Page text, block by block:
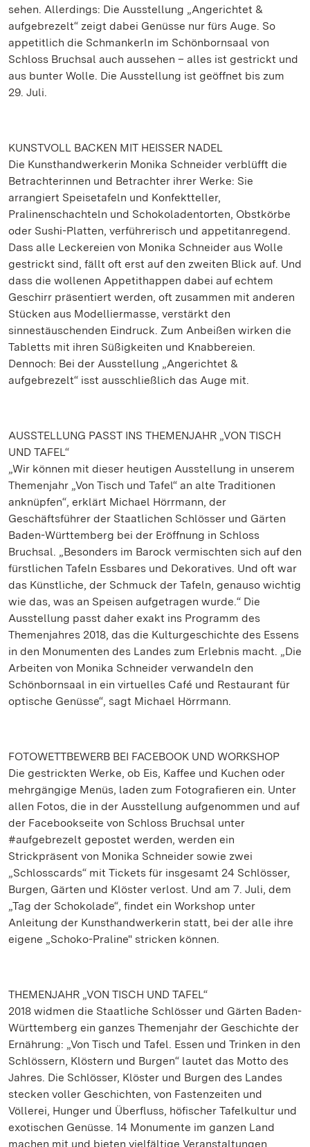
sehen. Allerdings: Die Ausstellung „Angerichtet &
aufgebrezelt“ zeigt dabei Genüsse nur fürs Auge. So
appetitlich die Schmankerln im Schönbornsaal von
Schloss Bruchsal auch aussehen – alles ist gestrickt und
aus bunter Wolle. Die Ausstellung ist geöffnet bis zum
29. Juli.
KUNSTVOLL BACKEN MIT HEISSER NADEL
Die Kunsthandwerkerin Monika Schneider verblüfft die
Betrachterinnen und Betrachter ihrer Werke: Sie
arrangiert Speisetafeln und Konfektteller,
Pralinenschachteln und Schokoladentorten, Obstkörbe
oder Sushi-Platten, verführerisch und appetitanregend.
Dass alle Leckereien von Monika Schneider aus Wolle
gestrickt sind, fällt oft erst auf den zweiten Blick auf. Und
dass die wollenen Appetithappen dabei auf echtem
Geschirr präsentiert werden, oft zusammen mit anderen
Stücken aus Modelliermasse, verstärkt den
sinnestäuschenden Eindruck. Zum Anbeißen wirken die
Tabletts mit ihren Süßigkeiten und Knabbereien.
Dennoch: Bei der Ausstellung „Angerichtet &
aufgebrezelt“ isst ausschließlich das Auge mit.
AUSSTELLUNG PASST INS THEMENJAHR „VON TISCH
UND TAFEL“
„Wir können mit dieser heutigen Ausstellung in unserem
Themenjahr „Von Tisch und Tafel“ an alte Traditionen
anknüpfen“, erklärt Michael Hörrmann, der
Geschäftsführer der Staatlichen Schlösser und Gärten
Baden-Württemberg bei der Eröffnung in Schloss
Bruchsal. „Besonders im Barock vermischten sich auf den
fürstlichen Tafeln Essbares und Dekoratives. Und oft war
das Künstliche, der Schmuck der Tafeln, genauso wichtig
wie das, was an Speisen aufgetragen wurde.“ Die
Ausstellung passt daher exakt ins Programm des
Themenjahres 2018, das die Kulturgeschichte des Essens
in den Monumenten des Landes zum Erlebnis macht. „Die
Arbeiten von Monika Schneider verwandeln den
Schönbornsaal in ein virtuelles Café und Restaurant für
optische Genüsse“, sagt Michael Hörrmann.
FOTOWETTBEWERB BEI FACEBOOK UND WORKSHOP
Die gestrickten Werke, ob Eis, Kaffee und Kuchen oder
mehrgängige Menüs, laden zum Fotografieren ein. Unter
allen Fotos, die in der Ausstellung aufgenommen und auf
der Facebookseite von Schloss Bruchsal unter
#aufgebrezelt gepostet werden, werden ein
Strickpräsent von Monika Schneider sowie zwei
„Schlosscards“ mit Tickets für insgesamt 24 Schlösser,
Burgen, Gärten und Klöster verlost. Und am 7. Juli, dem
„Tag der Schokolade“, findet ein Workshop unter
Anleitung der Kunsthandwerkerin statt, bei der alle ihre
eigene „Schoko-Praline" stricken können.
THEMENJAHR „VON TISCH UND TAFEL“
2018 widmen die Staatliche Schlösser und Gärten Baden-
Württemberg ein ganzes Themenjahr der Geschichte der
Ernährung: „Von Tisch und Tafel. Essen und Trinken in den
Schlössern, Klöstern und Burgen“ lautet das Motto des
Jahres. Die Schlösser, Klöster und Burgen des Landes
stecken voller Geschichten, von Fastenzeiten und
Völlerei, Hunger und Überfluss, höfischer Tafelkultur und
exotischen Genüsse. 14 Monumente im ganzen Land
machen mit und bieten vielfältige Veranstaltungen